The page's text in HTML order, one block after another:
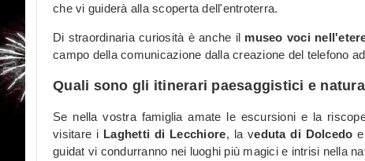
che vi guiderà alla scoperta dell'entroterra.
Di straordinaria curiosità è anche il museo voci
campo della comunicazione dalla creazione del telefono
Quali sono gli itinerari paesaggistici e
Se nella vostra famiglia amate le escursioni e la
visitare i Laghetti di Lecchiore, la veduta di Dolcedo
guidat vi condurranno nei luoghi più magici e intrisi nella